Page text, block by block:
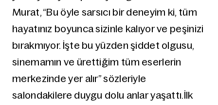
Murat, “Bu öyle sarsıcı bir deneyim ki, tüm
hayatınız boyunca sizinle kalıyor ve peşinizi
bırakmıyor. İşte bu yüzden şiddet olgusu,
sinemamın ve ürettiğim tüm eserlerin
merkezinde yer alır” sözleriyle
salondakilere duygu dolu anlar yaşattı.İlk